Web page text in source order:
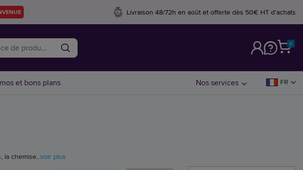
Livraison 48/72h en août et offerte dès 50€ HT d'achats
0
et bons plans Nos services FR
chemise...voir plus